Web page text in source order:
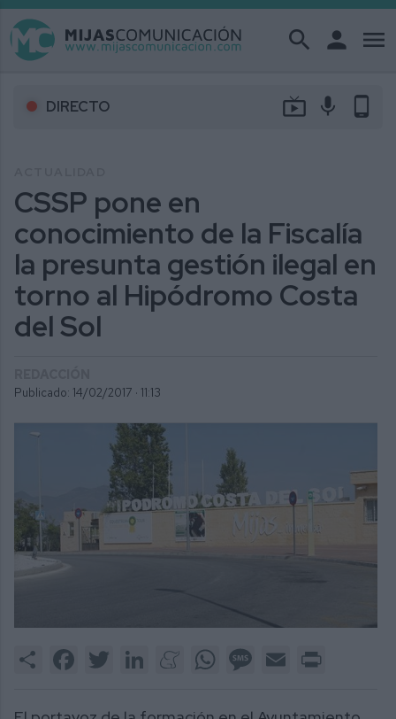
search person menu
DIRECTO live_tv mic phone_android
CSSP pone en
conocimiento de la Fiscalía
la presunta gestión ilegal en
torno al Hipódromo Costa
del Sol
Publicado: 14/02/2017 · 11:13
Share FacebookTwitter LinkedInMeneameWhatsAppMessage
Email